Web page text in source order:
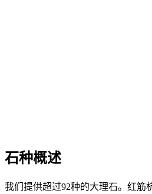
石种概述
我们提供超过92种的大理石。红筋